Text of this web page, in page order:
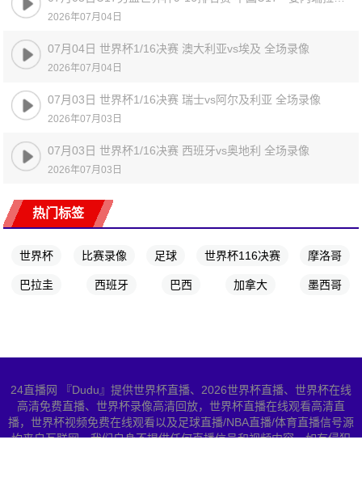
2026年07月04日
07月04日 世界杯1/16决赛 澳大利亚vs埃及 全场录像
2026年07月04日
07月03日 世界杯1/16决赛 瑞士vs阿尔及利亚 全场录像
2026年07月03日
07月03日 世界杯1/16决赛 西班牙vs奥地利 全场录像
2026年07月03日
热门标签
世界杯 比赛录像 足球 世界杯116决赛 摩洛哥
巴拉圭 西班牙 巴西 加拿大 墨西哥
24直播网 『Dudu』提供世界杯直播、2026世界杯直播、世界杯在线
高清免费直播、世界杯录像高清回放，世界杯直播在线观看高清直
播，世界杯视频免费在线观看以及足球直播/NBA直播/体育直播信号源
均来自互联网，我们自身不提供任何直播信号和视频内容，如有侵犯